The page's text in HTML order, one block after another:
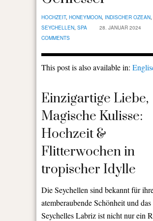
HOCHZEIT, HONEYMOON, INDISCHER OZEAN,
SEYCHELLEN, SPA 28. JANUAR 2024
COMMENTS
This post is also available in:
Einzigartige Liebe,
Magische Kulisse:
Hochzeit &
Flitterwochen in
tropischer Idylle
Die Seychellen sind bekannt für
atemberaubende Schönheit und
Seychelles Labriz ist nicht nur ein